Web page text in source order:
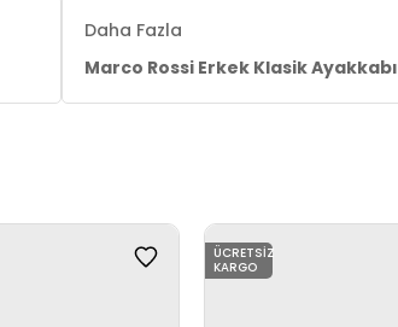
Daha Fazla
Marco Rossi Erkek Klasik Ayakkabı
ÜCRETSIZ
KARGO